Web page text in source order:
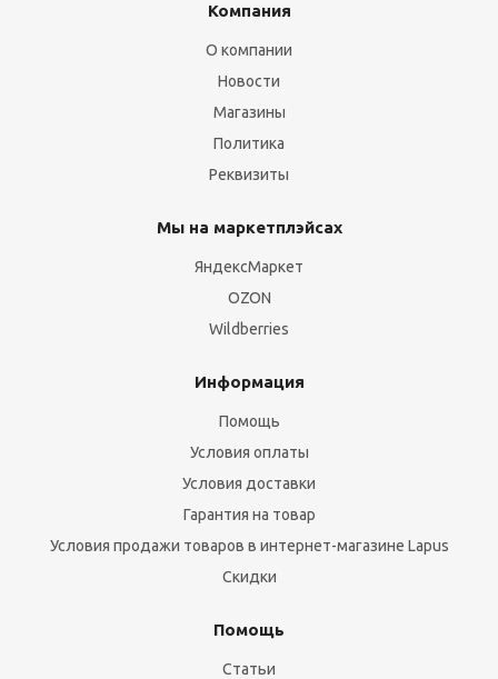
Компания
О компании
Новости
Магазины
Политика
Реквизиты
Мы на маркетплэйсах
ЯндексМаркет
OZON
Wildberries
Информация
Помощь
Условия оплаты
Условия доставки
Гарантия на товар
Условия продажи товаров в интернет-магазине Lapus
Скидки
Помощь
Статьи